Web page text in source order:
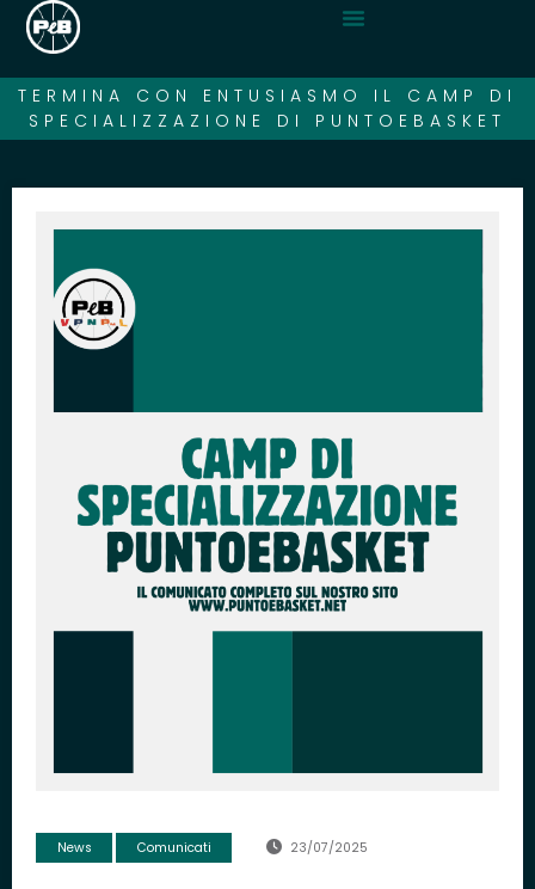
TERMINA CON ENTUSIASMO IL CAMP DI
SPECIALIZZAZIONE DI PUNTOEBASKET
News Comunicati 23/07/2025